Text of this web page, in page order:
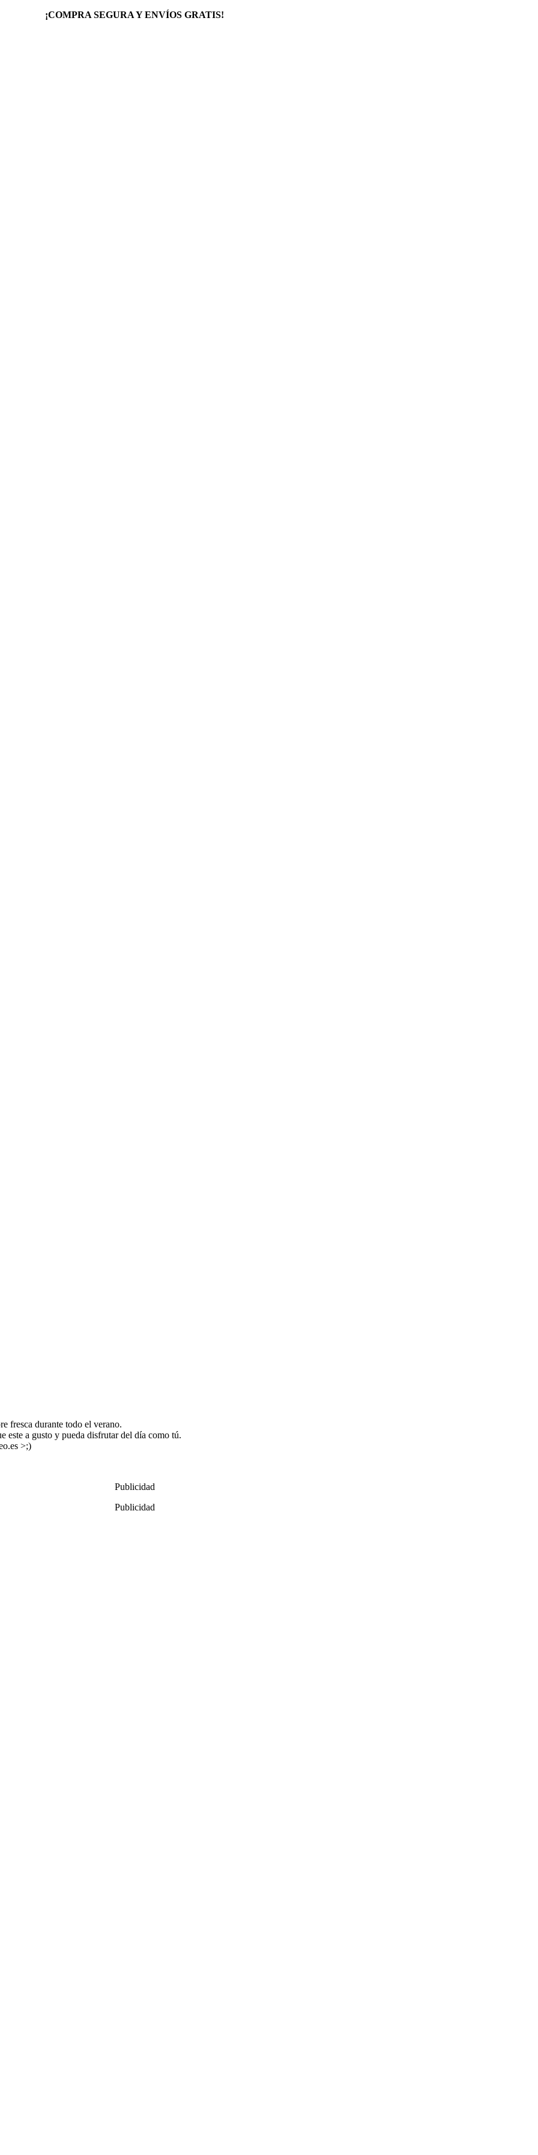
¡COMPRA SEGURA Y ENVÍOS GRATIS!
fresca durante todo el verano.
este a gusto y pueda disfrutar del día como tú.
>;)
Publicidad
Publicidad